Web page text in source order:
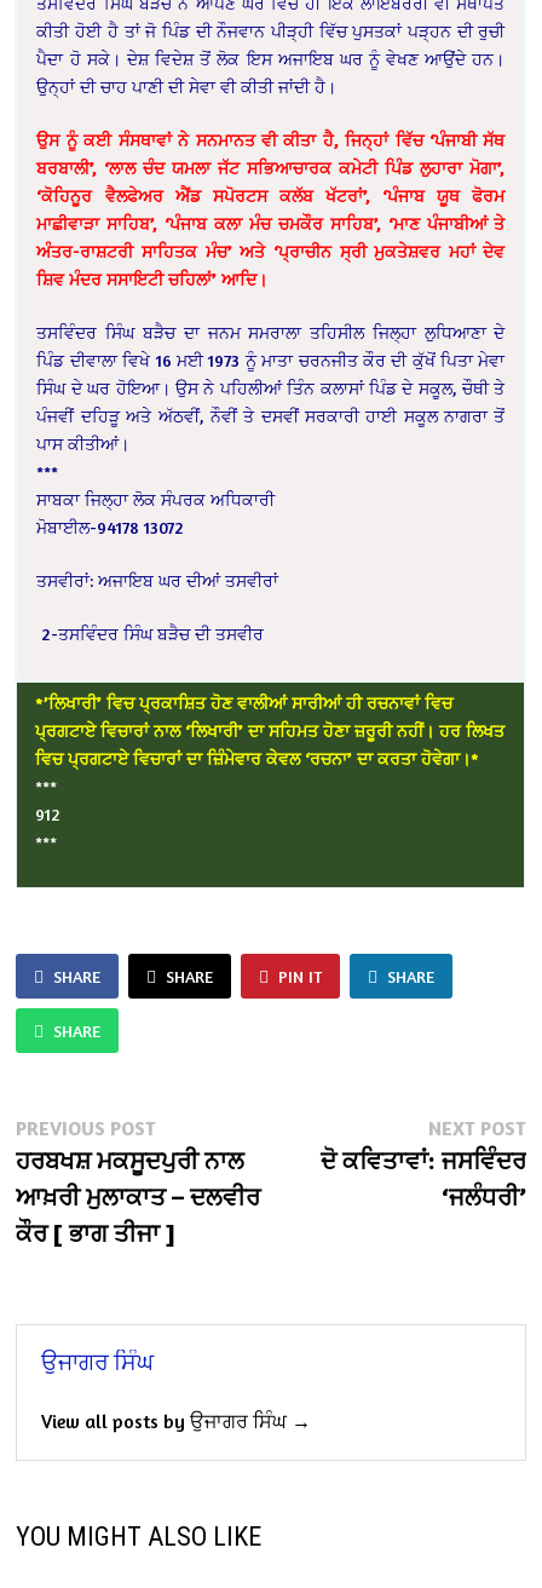
ਕੀਤੀ ਹੋਈ ਹੈ ਤਾਂ ਜੋ ਪਿੰਡ ਦੀ ਨੌਜਵਾਨ ਪੀੜ੍ਹੀ ਵਿੱਚ ਪੁਸਤਕਾਂ ਪੜ੍ਹਨ ਦੀ ਰੁਚੀ
ਪੈਦਾ ਹੋ ਸਕੇ। ਦੇਸ਼ ਵਿਦੇਸ਼ ਤੋਂ ਲੋਕ ਇਸ ਅਜਾਇਬ ਘਰ ਨੂੰ ਵੇਖਣ ਆਉਂਦੇ ਹਨ।
ਉਨ੍ਹਾਂ ਦੀ ਚਾਹ ਪਾਣੀ ਦੀ ਸੇਵਾ ਵੀ ਕੀਤੀ ਜਾਂਦੀ ਹੈ।
ਉਸ ਨੂੰ ਕਈ ਸੰਸਥਾਵਾਂ ਨੇ ਸਨਮਾਨਤ ਵੀ ਕੀਤਾ ਹੈ, ਜਿਨ੍ਹਾਂ ਵਿੱਚ ‘ਪੰਜਾਬੀ ਸੱਥ
ਬਰਬਾਲੀ’, ‘ਲਾਲ ਚੰਦ ਯਮਲਾ ਜੱਟ ਸਭਿਆਚਾਰਕ ਕਮੇਟੀ ਪਿੰਡ ਲੁਹਾਰਾ ਮੋਗਾ’,
‘ਕੋਹਿਨੂਰ ਵੈਲਫੇਅਰ ਐਂਡ ਸਪੋਰਟਸ ਕਲੱਬ ਖੱਟਰਾਂ’, ‘ਪੰਜਾਬ ਯੂਥ ਫੋਰਮ
ਮਾਛੀਵਾੜਾ ਸਾਹਿਬ’, ‘ਪੰਜਾਬ ਕਲਾ ਮੰਚ ਚਮਕੌਰ ਸਾਹਿਬ’, ‘ਮਾਣ ਪੰਜਾਬੀਆਂ ਤੇ
ਅੰਤਰ-ਰਾਸ਼ਟਰੀ ਸਾਹਿਤਕ ਮੰਚ’ ਅਤੇ ‘ਪ੍ਰਾਚੀਨ ਸ੍ਰੀ ਮੁਕਤੇਸ਼ਵਰ ਮਹਾਂ ਦੇਵ
ਸ਼ਿਵ ਮੰਦਰ ਸਸਾਇਟੀ ਚਹਿਲਾਂ’ ਆਦਿ।
ਤਸਵਿੰਦਰ ਸਿੰਘ ਬੜੈਚ ਦਾ ਜਨਮ ਸਮਰਾਲਾ ਤਹਿਸੀਲ ਜਿਲ੍ਹਾ ਲੁਧਿਆਣਾ ਦੇ
ਪਿੰਡ ਦੀਵਾਲਾ ਵਿਖੇ 16 ਮਈ 1973 ਨੂੰ ਮਾਤਾ ਚਰਨਜੀਤ ਕੌਰ ਦੀ ਕੁੱਖੋਂ ਪਿਤਾ ਮੇਵਾ
ਸਿੰਘ ਦੇ ਘਰ ਹੋਇਆ। ਉਸ ਨੇ ਪਹਿਲੀਆਂ ਤਿੰਨ ਕਲਾਸਾਂ ਪਿੰਡ ਦੇ ਸਕੂਲ, ਚੌਥੀ ਤੇ
ਪੰਜਵੀਂ ਦਹਿੜੂ ਅਤੇ ਅੱਠਵੀਂ, ਨੌਵੀਂ ਤੇ ਦਸਵੀਂ ਸਰਕਾਰੀ ਹਾਈ ਸਕੂਲ ਨਾਗਰਾ ਤੋਂ
ਪਾਸ ਕੀਤੀਆਂ।
***
ਸਾਬਕਾ ਜਿਲ੍ਹਾ ਲੋਕ ਸੰਪਰਕ ਅਧਿਕਾਰੀ
ਮੋਬਾਈਲ-94178 13072
ਤਸਵੀਰਾਂ: ਅਜਾਇਬ ਘਰ ਦੀਆਂ ਤਸਵੀਰਾਂ
2-ਤਸਵਿੰਦਰ ਸਿੰਘ ਬੜੈਚ ਦੀ ਤਸਵੀਰ
*’ਲਿਖਾਰੀ’ ਵਿਚ ਪ੍ਰਕਾਸ਼ਿਤ ਹੋਣ ਵਾਲੀਆਂ ਸਾਰੀਆਂ ਹੀ ਰਚਨਾਵਾਂ ਵਿਚ
ਪ੍ਰਗਟਾਏ ਵਿਚਾਰਾਂ ਨਾਲ ‘ਲਿਖਾਰੀ’ ਦਾ ਸਹਿਮਤ ਹੋਣਾ ਜ਼ਰੂਰੀ ਨਹੀਂ। ਹਰ ਲਿਖਤ
ਵਿਚ ਪ੍ਰਗਟਾਏ ਵਿਚਾਰਾਂ ਦਾ ਜ਼ਿੰਮੇਵਾਰ ਕੇਵਲ ‘ਰਚਨਾ’ ਦਾ ਕਰਤਾ ਹੋਵੇਗਾ।*
***
912
***
SHARE SHARE PIN IT SHARE
SHARE
Post
navigation
PREVIOUS POSTPrevious
post:
ਹਰਬਖਸ਼ ਮਕਸੂਦਪੁਰੀ ਨਾਲ
ਆਖ਼ਰੀ ਮੁਲਾਕਾਤ – ਦਲਵੀਰ
ਕੌਰ [ ਭਾਗ ਤੀਜਾ ]
NEXT POST
ਦੋ ਕਵਿਤਾਵਾਂ: ਜਸਵਿੰਦਰ
‘ਜਲੰਧਰੀ’
ਉਜਾਗਰ ਸਿੰਘ
View all posts by ਉਜਾਗਰ ਸਿੰਘ →
YOU MIGHT ALSO LIKE